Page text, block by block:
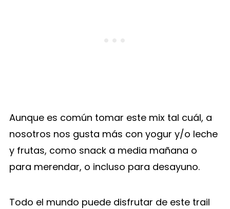
Aunque es común tomar este mix tal cuál, a
nosotros nos gusta más con yogur y/o leche
y frutas, como snack a media mañana o
para merendar, o incluso para desayuno.
Todo el mundo puede disfrutar de este trail